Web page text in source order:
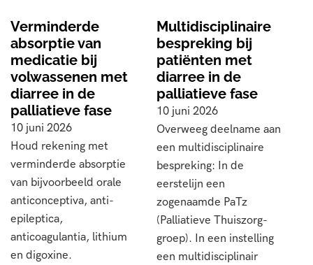
Verminderde
absorptie van
medicatie bij
volwassenen met
diarree in de
palliatieve fase
10 juni 2026
Houd rekening met
verminderde absorptie
van bijvoorbeeld orale
anticonceptiva, anti-
epileptica,
anticoagulantia, lithium
en digoxine.
Multidisciplinaire
bespreking bij
patiënten met
diarree in de
palliatieve fase
10 juni 2026
Overweeg deelname aan
een multidisciplinaire
bespreking: In de
eerstelijn een
zogenaamde PaTz
(Palliatieve Thuiszorg-
groep). In een instelling
een multidisciplinair